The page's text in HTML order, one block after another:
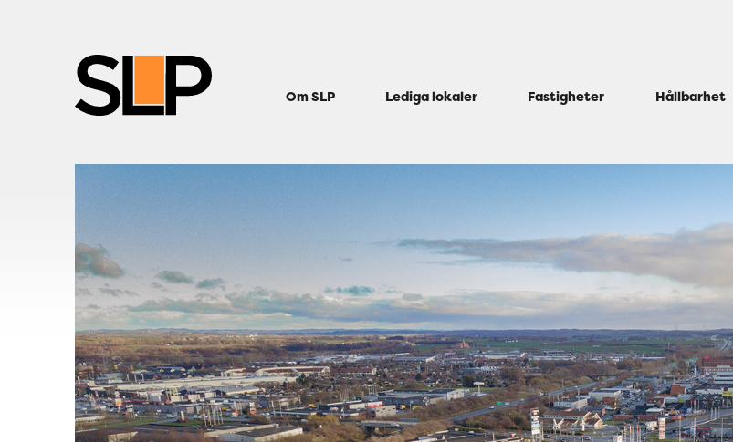
Om SLP Lediga lokaler Fastigheter Hållbarhet